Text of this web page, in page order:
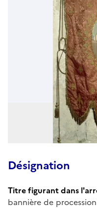
Désignation
Titre figurant dans
bannière de